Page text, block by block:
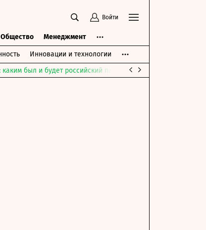
Войти
Общество Менеджмент
Инновации и технологии
был и будет российский парламент